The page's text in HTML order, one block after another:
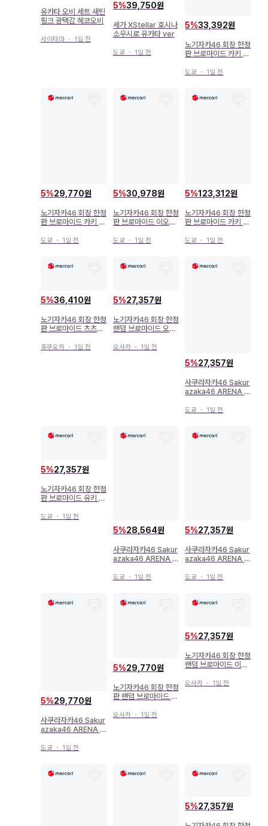
유카타 오비 세트 새틴
핑크 광택감 헤코오비
사이타마 ・ 1일 전
5%39,750원
세가 XStellar 호시나
소우시로 유카타 ver
도쿄 ・ 1일 전
5%33,392원
노기자카46 회장 한정
판 브로마이드 카키 하
유카타 요리
도쿄 ・ 1일 전
5%29,770원
노기자카46 회장 한정
판 브로마이드 카키 하
유카타 히키
도쿄 ・ 1일 전
5%30,978원
노기자카46 회장 한정
판 브로마이드 이오키
유카타 요리
도쿄 ・ 1일 전
5%123,312원
노기자카46 회장 한정
판 브로마이드 카키 하
유카타 앉아 요리
도쿄 ・ 1일 전
5%36,410원
노기자카46 회장 한정
판 브로마이드 츠츠이
유카타 3장 컴프
후쿠오카 ・ 1일 전
5%27,357원
노기자카46 회장 한정
랜덤 브로마이드 오카
-II 유카타 3종 컴프
오사카・ 1일 전
5%27,357원
사쿠라자카46 Sakur
azaka46 ARENA T
t's lonesome?- 타
도쿄 ・ 1일 전
5%27,357원
노기자카46 회장 한정
판 브로마이드 유키 나
유카타 3장 컴프
도쿄 ・ 1일 전
5%28,564원
사쿠라자카46 Sakur
azaka46 ARENA T
t's lonesome?- 타
도쿄 ・ 1일 전
5%27,357원
사쿠라자카46 Sakur
azaka46 ARENA T
t's lonesome?- 모
도쿄 ・ 1일 전
5%29,770원
사쿠라자카46 Sakur
azaka46 ARENA T
t's lonesome?- 모
도쿄 ・ 1일 전
5%29,770원
노기자카46 회장 한정
판 랜덤 브로마이드 유
II 유카타 5종 컴프
오사카・ 1일 전
5%27,357원
노기자카46 회장 한정
랜덤 브로마이드 이치
-II 유카타 3종 컴프
오사카 ・ 1일 전
5%27,357원